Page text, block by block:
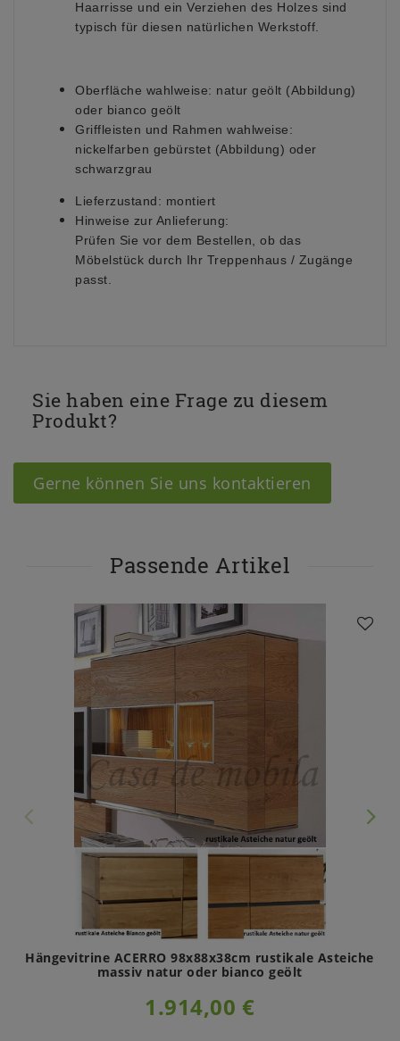
Haarrisse und ein Verziehen des Holzes sind
typisch für diesen natürlichen Werkstoff.
Oberfläche wahlweise: natur geölt (Abbildung)
oder bianco geölt
Griffleisten und Rahmen wahlweise:
nickelfarben gebürstet (Abbildung) oder
schwarzgrau
Lieferzustand: montiert
Hinweise zur Anlieferung:
Prüfen Sie vor dem Bestellen, ob das
Möbelstück durch Ihr Treppenhaus / Zugänge
passt.
Sie haben eine Frage zu diesem
Produkt?
Gerne können Sie uns kontaktieren
Passende Artikel
Hängevitrine ACERRO 98x88x38cm rustikale Asteiche
massiv natur oder bianco geölt
1.914,00 €